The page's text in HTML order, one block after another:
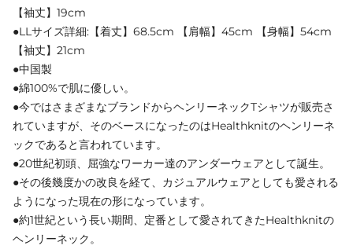
【袖丈】19cm
●LLサイズ詳細:【着丈】68.5cm 【肩幅】45cm 【身幅】54cm
【袖丈】21cm
●中国製
●綿100%で肌に優しい。
●今ではさまざまなブランドからヘンリーネックTシャツが販売さ
れていますが、そのベースになったのはHealthknitのヘンリーネ
ックであると言われています。
●20世紀初頭、屈強なワーカー達のアンダーウェアとして誕生。
●その後幾度かの改良を経て、カジュアルウェアとしても愛される
ようになった現在の形になっています。
●約1世紀という長い期間、定番として愛されてきたHealthknitの
ヘンリーネック。